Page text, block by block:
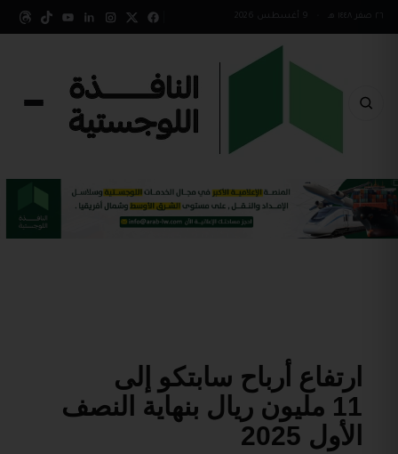
9 أغسطس 2026
ارتفاع أرباح سابتكو إلى
11 مليون ريال بنهاية النصف
الأول 2025